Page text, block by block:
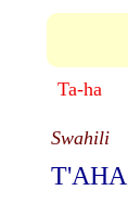
Ta-ha
Swahili